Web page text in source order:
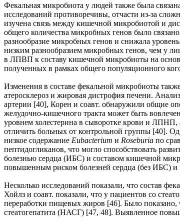
Фекальная микробиота у людей также была
исследований противоречивы, отчасти из-за
изучена связь между кишечной микробиотой и
общего количества микробных генов было
разнообразие микробных генов и снижала
низким разнообразием микробных генов, чем у
в ЛПВП к составу кишечной микробиоты на
полученных в рамках общего популяционного
Изменения в составе фекальной микробиоты
атеросклероз и жировая дистрофия печени.
артерии [40], Корен и соавт. обнаружили общие
желудочно-кишечного тракта может быть
уровнем холестерина в сыворотке крови и ЛПНП,
отличить больных от контрольной группы [40].
низкое содержание Eubacterium и Roseburia по
пептидогликанов, что могло способствовать
болезнью сердца (ИБС) и составом кишечной
повышенным риском болезней сердца (без ИБС)
Несколько исследований показали, что состав
Хойлз и соавт. показали, что у пациентов со
переработки пищевых жиров [46]. Было показано,
стеатогепатита (НАСГ) [47, 48]. Выявленное